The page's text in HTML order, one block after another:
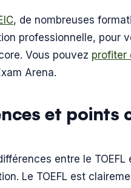
, de nombreuses
professionnelle, pour
Vous pouvez profiter
Arena.
et points
entre le
Le TOEFL est